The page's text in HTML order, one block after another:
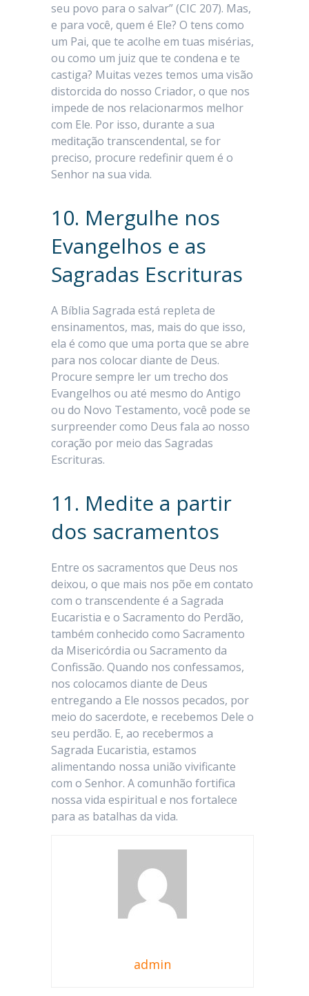
seu povo para o salvar” (CIC 207). Mas,
e para você, quem é Ele? O tens como
um Pai, que te acolhe em tuas misérias,
ou como um juiz que te condena e te
castiga? Muitas vezes temos uma visão
distorcida do nosso Criador, o que nos
impede de nos relacionarmos melhor
com Ele. Por isso, durante a sua
meditação transcendental, se for
preciso, procure redefinir quem é o
Senhor na sua vida.
10. Mergulhe nos
Evangelhos e as
Sagradas Escrituras
A Bíblia Sagrada está repleta de
ensinamentos, mas, mais do que isso,
ela é como que uma porta que se abre
para nos colocar diante de Deus.
Procure sempre ler um trecho dos
Evangelhos ou até mesmo do Antigo
ou do Novo Testamento, você pode se
surpreender como Deus fala ao nosso
coração por meio das Sagradas
Escrituras.
11. Medite a partir
dos sacramentos
Entre os sacramentos que Deus nos
deixou, o que mais nos põe em contato
com o transcendente é a Sagrada
Eucaristia e o Sacramento do Perdão,
também conhecido como Sacramento
da Misericórdia ou Sacramento da
Confissão. Quando nos confessamos,
nos colocamos diante de Deus
entregando a Ele nossos pecados, por
meio do sacerdote, e recebemos Dele o
seu perdão. E, ao recebermos a
Sagrada Eucaristia, estamos
alimentando nossa união vivificante
com o Senhor. A comunhão fortifica
nossa vida espiritual e nos fortalece
para as batalhas da vida.
admin